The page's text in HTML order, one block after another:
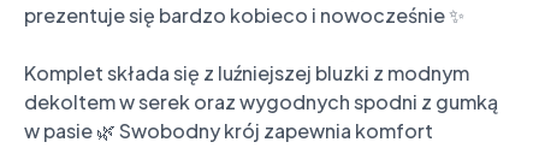
prezentuje się bardzo kobieco i nowocześnie ✨
Komplet składa się z luźniejszej bluzki z modnym
dekoltem w serek oraz wygodnych spodni z gumką
w pasie 🌿 Swobodny krój zapewnia komfort